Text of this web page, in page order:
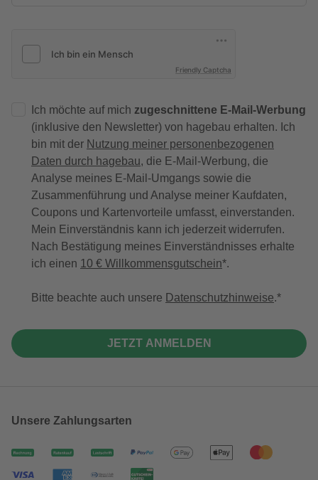
Friendly Captcha
Ich möchte auf mich zugeschnittene E-Mail-Werbung
(inklusive den Newsletter) von hagebau erhalten. Ich
bin mit der Nutzung meiner personenbezogenen
Daten durch hagebau, die E-Mail-Werbung, die
Analyse meines E-Mail-Umgangs sowie die
Zusammenführung und Analyse meiner Kaufdaten,
Coupons und Kartenvorteile umfasst, einverstanden.
Mein Einverständnis kann ich jederzeit widerrufen.
Nach Bestätigung meines Einverständnisses erhalte
ich einen 10 € Willkommensgutschein*.
Bitte beachte auch unsere Datenschutzhinweise.
JETZT ANMELDEN
Unsere Zahlungsarten